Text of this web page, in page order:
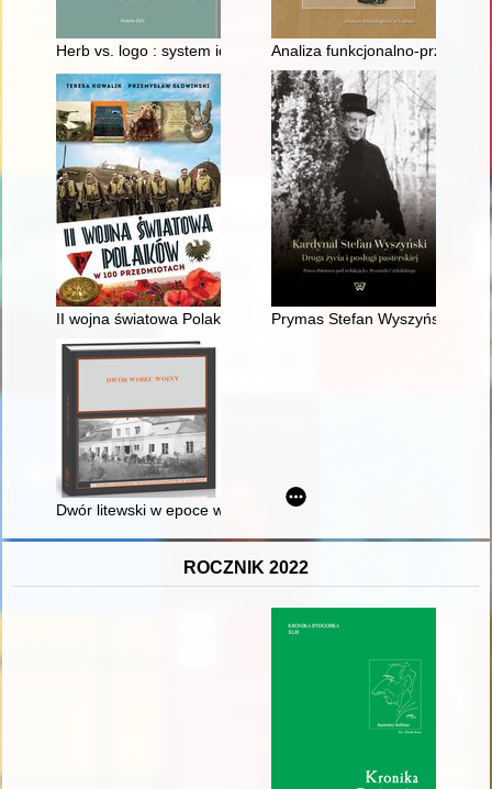
Herb vs. logo : system identyfikacji wizualnej na przykładzie
Analiza funkcjonalno-
II wojna światowa Polaków w 100 przedmiotach
Prymas Stefan Wyszyński w
Dwór litewski w epoce wojny 1812 r. : konfrontacja źródeł z
ROCZNIK 2022